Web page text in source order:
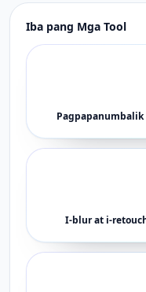
Iba pang Mga Tool
I-blur at i-